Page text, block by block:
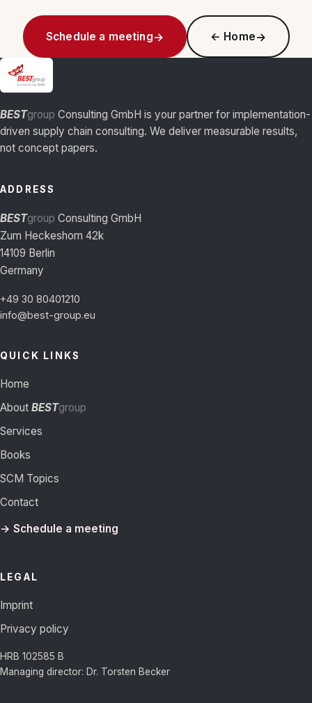
Schedule a meeting ← Home
BESTgroup Consulting GmbH is your partner for implementation-
driven supply chain consulting. We deliver measurable results,
not concept papers.
ADDRESS
BESTgroup Consulting GmbH
Zum Heckeshorn 42k
14109 Berlin
Germany
+49 30 80401210
info@best-group.eu
QUICK LINKS
Home
About BESTgroup
Services
Books
SCM Topics
Contact
→ Schedule a meeting
LEGAL
Imprint
Privacy policy
HRB 102585 B
Managing director: Dr. Torsten Becker